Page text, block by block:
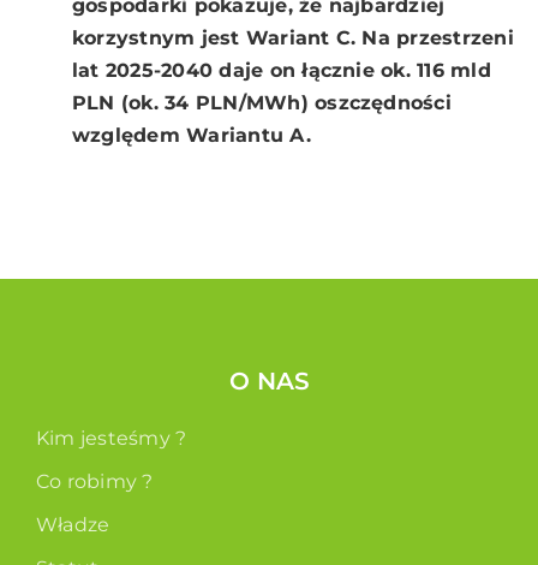
gospodarki pokazuje, że najbardziej
korzystnym jest Wariant C. Na przestrzeni
lat 2025-2040 daje on łącznie ok. 116 mld
PLN (ok. 34 PLN/MWh) oszczędności
względem Wariantu A.
O NAS
Kim jesteśmy ?
Co robimy ?
Władze